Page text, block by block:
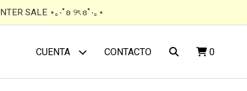
SALE ⋆｡‧˚ʚ ୨ৎ ɞ˚‧｡⋆
CUENTA CONTACTO 0